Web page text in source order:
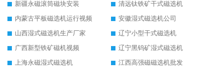
新疆永磁滚筒磁块安装
清远钛铁矿干式磁选机
内蒙古平板磁选机运行视频
安徽湿式磁选机公司
山西湿式磁选机生产厂家
辽宁小型干式磁选机
广西新型铁矿磁机视频
辽宁黑钨矿湿式磁选机
上海永磁湿式磁选机
江西高强磁磁选机批发